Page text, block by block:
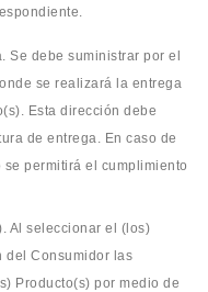
Se debe suministrar por el
se realizará la entrega
Esta dirección debe
de entrega. En caso de
permitirá el cumplimiento
Al seleccionar el (los)
del Consumidor las
Producto(s) por medio de